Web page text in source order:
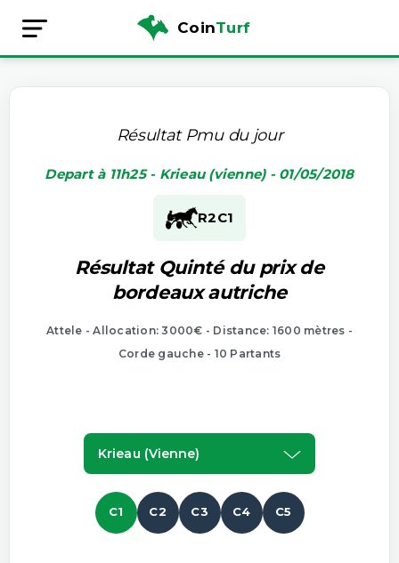
CoinTurf
Résultat Pmu du jour
Depart à 11h25 - Krieau (vienne) - 01/05/2018
R2C1
Résultat Quinté du prix de
bordeaux autriche
Attele - Allocation: 3000€ - Distance: 1600 mètres -
Corde gauche - 10 Partants
Krieau (vienne)
C1 C2 C3 C4 C5